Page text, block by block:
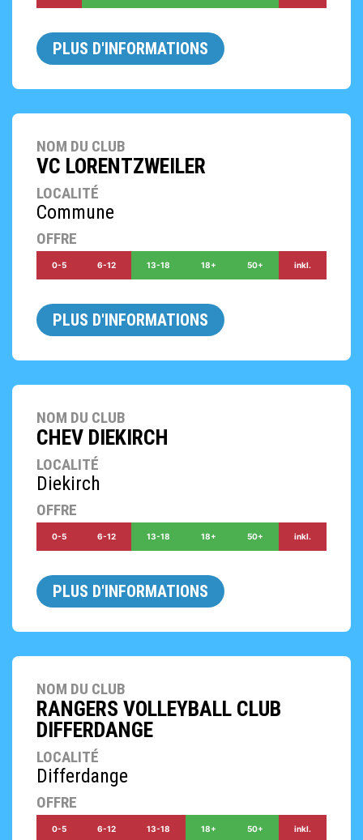
PLUS D'INFORMATIONS
NOM DU CLUB
VC LORENTZWEILER
LOCALITÉ
Commune
OFFRE
0-5 6-12 13-18 18+ 50+ inkl.
PLUS D'INFORMATIONS
NOM DU CLUB
CHEV DIEKIRCH
LOCALITÉ
Diekirch
OFFRE
0-5 6-12 13-18 18+ 50+ inkl.
PLUS D'INFORMATIONS
NOM DU CLUB
RANGERS VOLLEYBALL CLUB
DIFFERDANGE
LOCALITÉ
Differdange
OFFRE
0-5 6-12 13-18 18+ 50+ inkl.